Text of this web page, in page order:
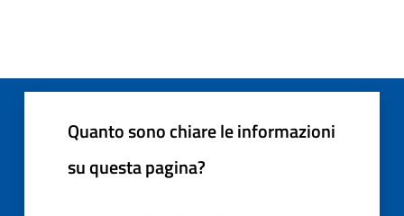
Quanto sono chiare le informazioni
su questa pagina?